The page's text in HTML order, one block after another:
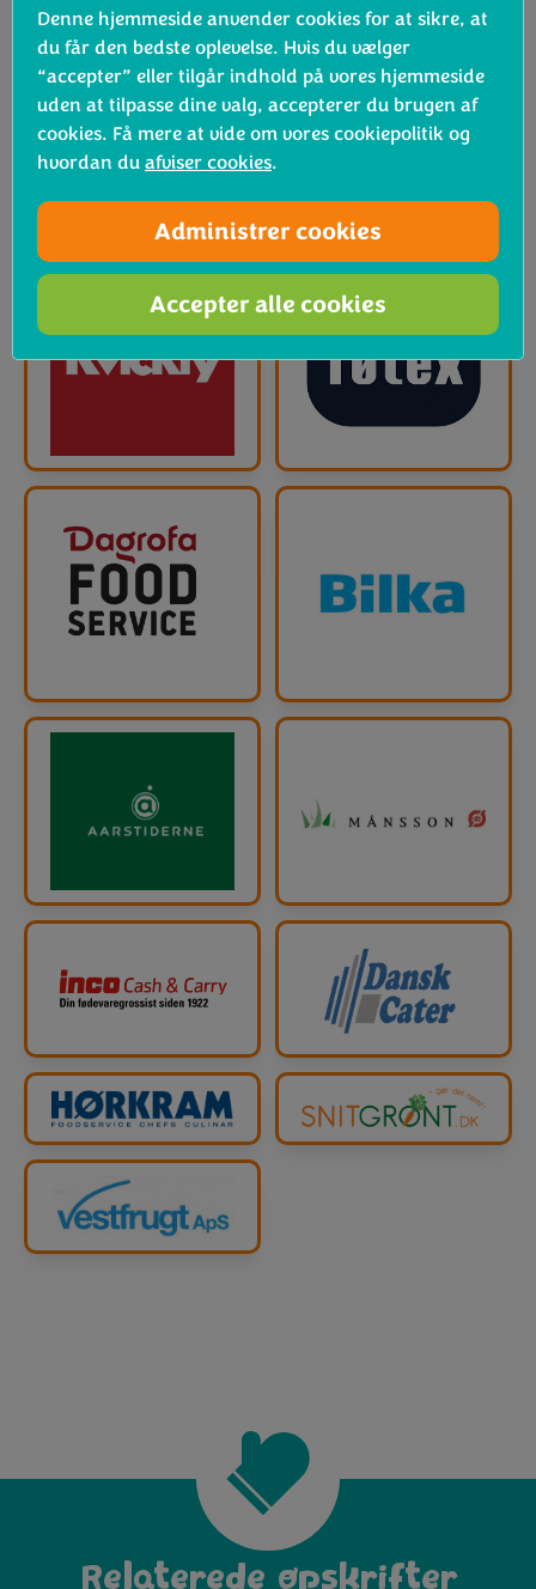
Relaterede opskrifter
Denne hjemmeside anvender cookies for at sikre, at
du får den bedste oplevelse. Hvis du vælger
“accepter” eller tilgår indhold på vores hjemmeside
uden at tilpasse dine valg, accepterer du brugen af
cookies. Få mere at vide om vores cookiepolitik og
hvordan duafviser cookies.
Administrer cookies
Accepter alle cookies